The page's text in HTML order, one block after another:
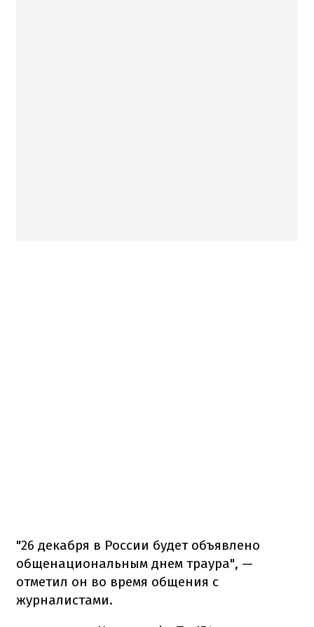
"26 декабря в России будет объявлено
общенациональным днем траура", —
отметил он во время общения с
журналистами.